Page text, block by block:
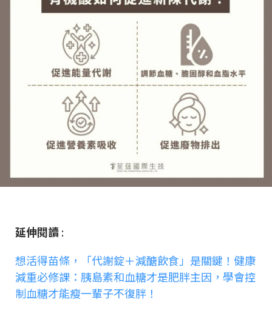
延伸閱讀:
想活得苗條，「代謝錠＋減醣飲食」是關鍵！健康
減重必修課：胰島素和血糖才是肥胖主因，學會控
制血糖才能瘦一輩子不復胖！